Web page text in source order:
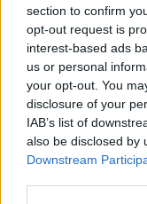
section to confirm
opt-out request is
interest-based ads
us or personal
your opt-out. You
disclosure of your
IAB’s list of
also be disclosed by
Downstream